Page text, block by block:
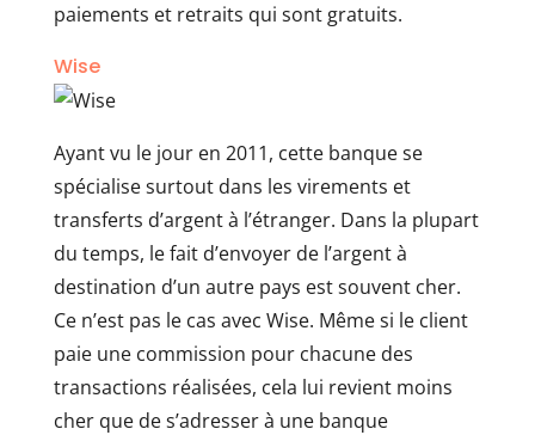
paiements et retraits qui sont gratuits.
Wise
Ayant vu le jour en 2011, cette banque se
spécialise surtout dans les virements et
transferts d’argent à l’étranger. Dans la plupart
du temps, le fait d’envoyer de l’argent à
destination d’un autre pays est souvent cher.
Ce n’est pas le cas avec Wise. Même si le client
paie une commission pour chacune des
transactions réalisées, cela lui revient moins
cher que de s’adresser à une banque